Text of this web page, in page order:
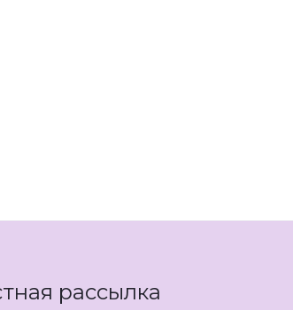
рассылка